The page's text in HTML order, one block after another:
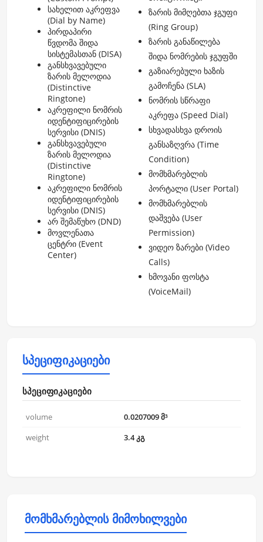
სახელით აკრეფვა
(Dial by Name)
პირდაპირი
წვდომა შიდა
სისტემასთან (DISA)
განსხვავებული
ზარის მელოდია
(Distinctive
Ringtone)
აკრეფილი ნომრის
იდენტიფიცირების
სერვისი (DNIS)
განსხვავებული
ზარის მელოდია
(Distinctive
Ringtone)
აკრეფილი ნომრის
იდენტიფიცირების
სერვისი (DNIS)
არ შემაწუხო (DND)
მოვლენათა
ცენტრი (Event
Center)
ზარის მიმღებთა ჯგუფი
(Ring Group)
ზარის განაწილება
შიდა ნომრების ჯგუფში
გაზიარებული ხაზის
გამოჩენა (SLA)
ნომრის სწრაფი
აკრეფა (Speed Dial)
სხვადასხვა დროის
განსაზღვრა (Time
Condition)
მომხმარებლის
პორტალი (User Portal)
მომხმარებლის
დაშვება (User
Permission)
ვიდეო ზარები (Video
Calls)
ხმოვანი ფოსტა
(VoiceMail)
სპეციფიკაციები
სპეციფიკაციები
volume
0.0207009 მ³
weight
3.4 კგ
მომხმარებლის მიმოხილვები